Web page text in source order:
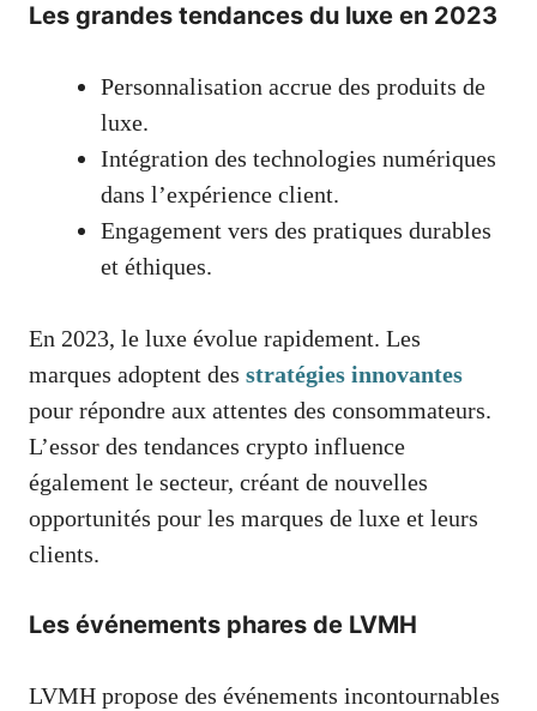
Les grandes tendances du luxe en 2023
Personnalisation accrue des produits de
luxe.
Intégration des technologies numériques
dans l’expérience client.
Engagement vers des pratiques durables
et éthiques.
En 2023, le luxe évolue rapidement. Les
marques adoptent des stratégies innovantes
pour répondre aux attentes des consommateurs.
L’essor des tendances crypto influence
également le secteur, créant de nouvelles
opportunités pour les marques de luxe et leurs
clients.
Les événements phares de LVMH
LVMH propose des événements incontournables